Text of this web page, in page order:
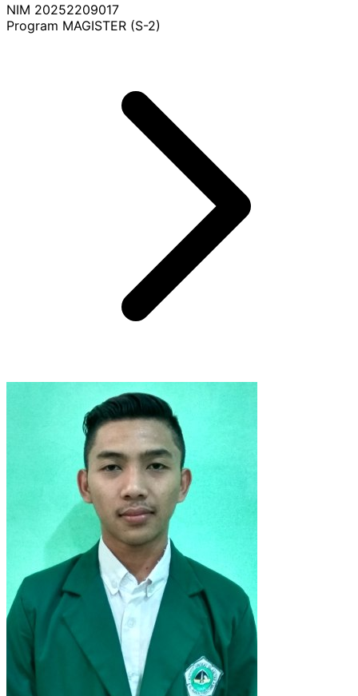
NIM 20252209017
Program MAGISTER (S-2)